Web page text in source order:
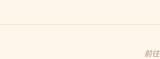
前往